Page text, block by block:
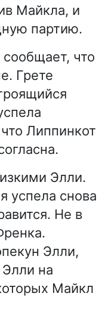
Майкла, и
партию.
что
Грете
Липпинкот
Элли.
успела снова
Не в
Элли,
на
Майкл